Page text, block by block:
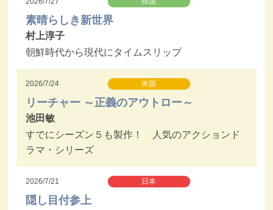
素晴らしき新世界
村上淳子
朝鮮時代から現代にタイムスリップ
2026/7/24 米国
リーチャー ～正義のアウトロー～
池田敏
すでにシーズン５も製作！ 人気のアクションド
ラマ・シリーズ
2026/7/21 日本
隠し目付参上